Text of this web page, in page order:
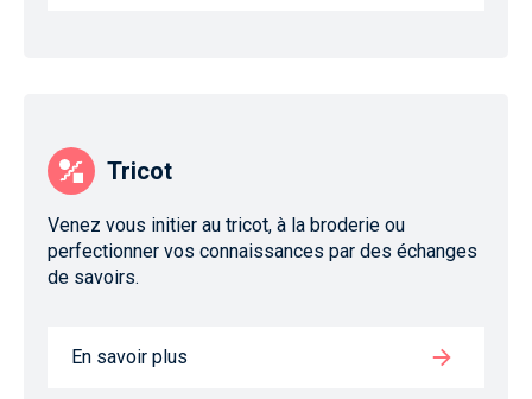
Tricot
Venez vous initier au tricot, à la broderie ou
perfectionner vos connaissances par des échanges
de savoirs.
En savoir plus